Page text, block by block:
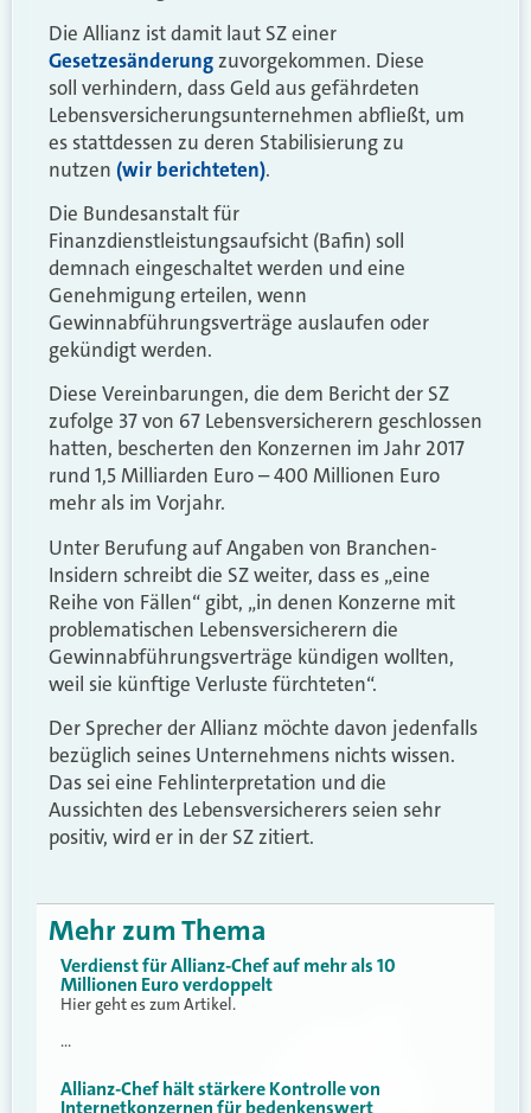
Die Allianz ist damit laut SZ einer
Gesetzesänderungzuvorgekommen. Diese
soll verhindern, dass Geld aus gefährdeten
Lebensversicherungsunternehmen abfließt, um
es stattdessen zu deren Stabilisierung zu
nutzen (wir berichteten).
Die Bundesanstalt für
Finanzdienstleistungsaufsicht (Bafin) soll
demnach eingeschaltet werden und eine
Genehmigung erteilen, wenn
Gewinnabführungsverträge auslaufen oder
gekündigt werden.
Diese Vereinbarungen, die dem Bericht der SZ
zufolge 37 von 67 Lebensversicherern geschlossen
hatten, bescherten den Konzernen im Jahr 2017
rund 1,5 Milliarden Euro – 400 Millionen Euro
mehr als im Vorjahr.
Unter Berufung auf Angaben von Branchen-
Insidern schreibt die SZ weiter, dass es „eine
Reihe von Fällen“ gibt, „in denen Konzerne mit
problematischen Lebensversicherern die
Gewinnabführungsverträge kündigen wollten,
weil sie künftige Verluste fürchteten“.
Der Sprecher der Allianz möchte davon jedenfalls
bezüglich seines Unternehmens nichts wissen.
Das sei eine Fehlinterpretation und die
Aussichten des Lebensversicherers seien sehr
positiv, wird er in der SZ zitiert.
Mehr zum Thema
Verdienst für Allianz-Chef auf mehr als 10
Millionen Euro verdoppelt
Hier geht es zum Artikel.
…
Allianz-Chef hält stärkere Kontrolle von
Internetkonzernen für bedenkenswert